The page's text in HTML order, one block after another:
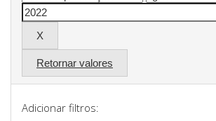
Retornar valores
Adicionar filtros: